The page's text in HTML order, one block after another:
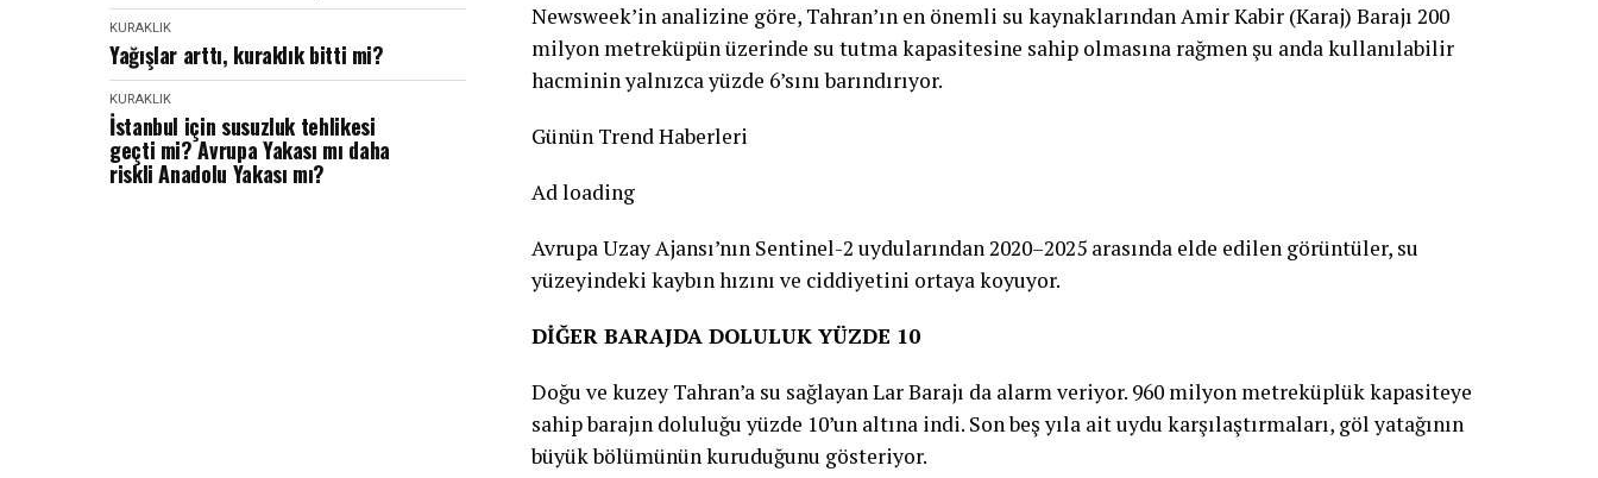
KURAKLIK
Yağışlar arttı, kuraklık bitti mi?
KURAKLIK
İstanbul için susuzluk tehlikesi
geçti mi? Avrupa Yakası mı daha
riskli Anadolu Yakası mı?
Newsweek’in analizine göre, Tahran’ın en önemli su kaynaklarından Amir Kabir (Karaj) Barajı 200
milyon metreküpün üzerinde su tutma kapasitesine sahip olmasına rağmen şu anda kullanılabilir
hacminin yalnızca yüzde 6’sını barındırıyor.
Günün Trend Haberleri
Ad loading
Avrupa Uzay Ajansı’nın Sentinel-2 uydularından 2020–2025 arasında elde edilen görüntüler, su
yüzeyindeki kaybın hızını ve ciddiyetini ortaya koyuyor.
DİĞER BARAJDA DOLULUK YÜZDE 10
Doğu ve kuzey Tahran’a su sağlayan Lar Barajı da alarm veriyor. 960 milyon metreküplük kapasiteye
sahip barajın doluluğu yüzde 10’un altına indi. Son beş yıla ait uydu karşılaştırmaları, göl yatağının
büyük bölümünün kuruduğunu gösteriyor.